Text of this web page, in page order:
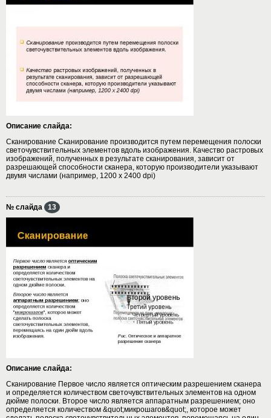
Описание слайда:
Сканирование Сканирование производится путем перемещения полоски
светочувствительных элементов вдоль изображения. Качество растровых
изображений, полученных в результате сканирования, зависит от
разрешающей способности сканера, которую производители указывают
двумя числами (например, 1200 х 2400 dpi)
№ слайда 13
Описание слайда:
Сканирование Первое число является оптическим разрешением сканера
и определяется количеством светочувствительных элементов на одном
дюйме полоски. Второе число является аппаратным разрешением; оно
определяется количеством &quot;микрошагов&quot;, которое может